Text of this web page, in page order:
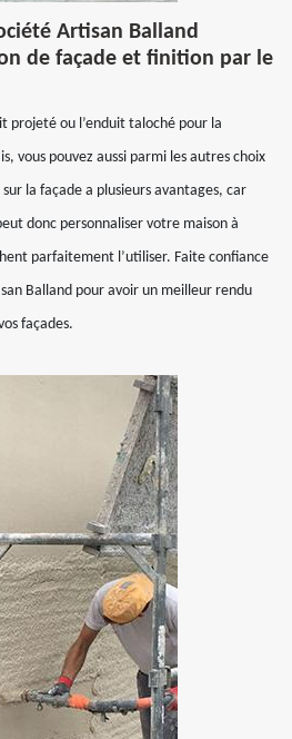
Artisan Balland
de façade et finition par le
projeté ou l’enduit taloché pour la
vous pouvez aussi parmi les autres choix
la façade a plusieurs avantages, car
donc personnaliser votre maison à
parfaitement l’utiliser. Faite confiance
Balland pour avoir un meilleur rendu
façades.